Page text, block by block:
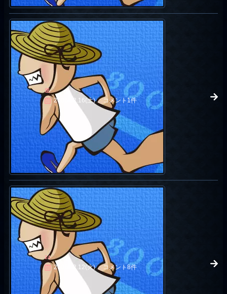
逆
2006.12.16(土) コメント1件
24
2006.12.12(火) コメント8件